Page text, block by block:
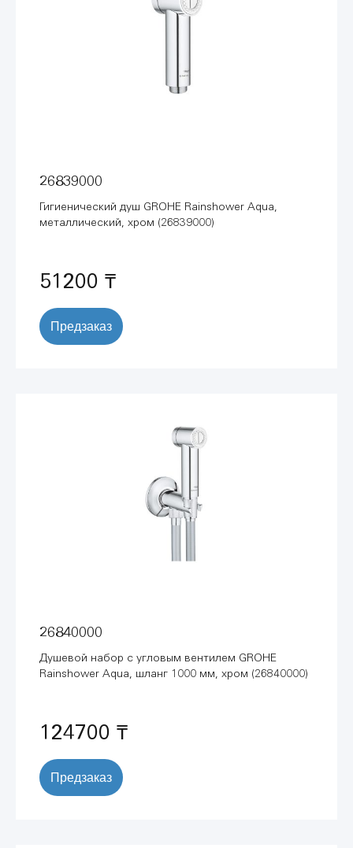
26839000
Гигиенический душ GROHE Rainshower Aqua,
металлический, хром (26839000)
51200 ₸
Предзаказ
26840000
Душевой набор с угловым вентилем GROHE
Rainshower Aqua, шланг 1000 мм, хром (26840000)
124700 ₸
Предзаказ